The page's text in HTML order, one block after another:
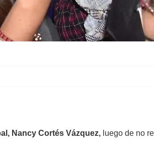
Nancy Cortés Vázquez, luego de no